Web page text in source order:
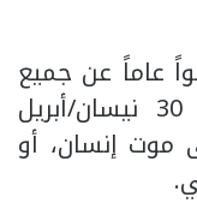
عاماً عن جميع
“الجرائم الإرهابية” قبل تاريخ 30 نيسان/أبريل
موت إنسان، أو